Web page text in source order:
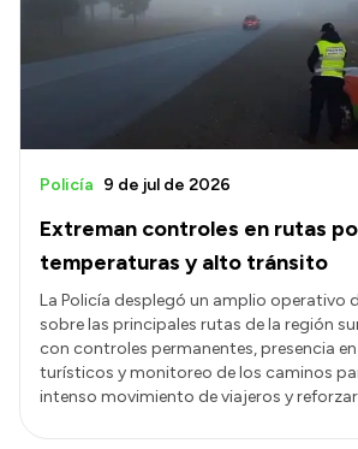
Extreman controles en rutas
temperaturas y alto tránsito
Policía 9 de jul de 2026
La Policía desplegó un amplio operativo
sobre las principales rutas de la región
con controles permanentes, presencia
turísticos y monitoreo de los caminos
intenso movimiento de viajeros y